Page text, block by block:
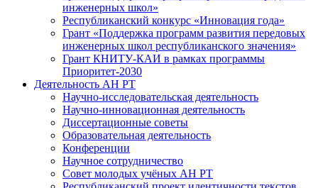
инженерных школ»
Республиканский конкурс «Инновация года»
Грант «Поддержка программ развития передовых
инженерных школ республиканского значения»
Грант КНИТУ-КАИ в рамках программы
Приоритет-2030
Деятельность АН РТ
Научно-исследовательская деятельность
Научно-инновационная деятельность
Диссертационные советы
Образовательная деятельность
Конференции
Научное сотрудничество
Совет молодых учёных АН РТ